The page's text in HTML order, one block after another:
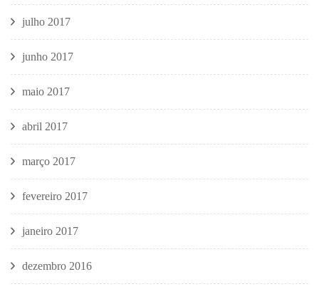
julho 2017
junho 2017
maio 2017
abril 2017
março 2017
fevereiro 2017
janeiro 2017
dezembro 2016